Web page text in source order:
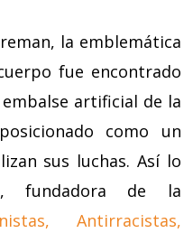
la emblemática
fue encontrado
artificial de la
como un
sus luchas. Así lo
fundadora de la
Antirracistas,